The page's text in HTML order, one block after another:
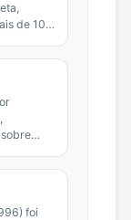
de 100
foi